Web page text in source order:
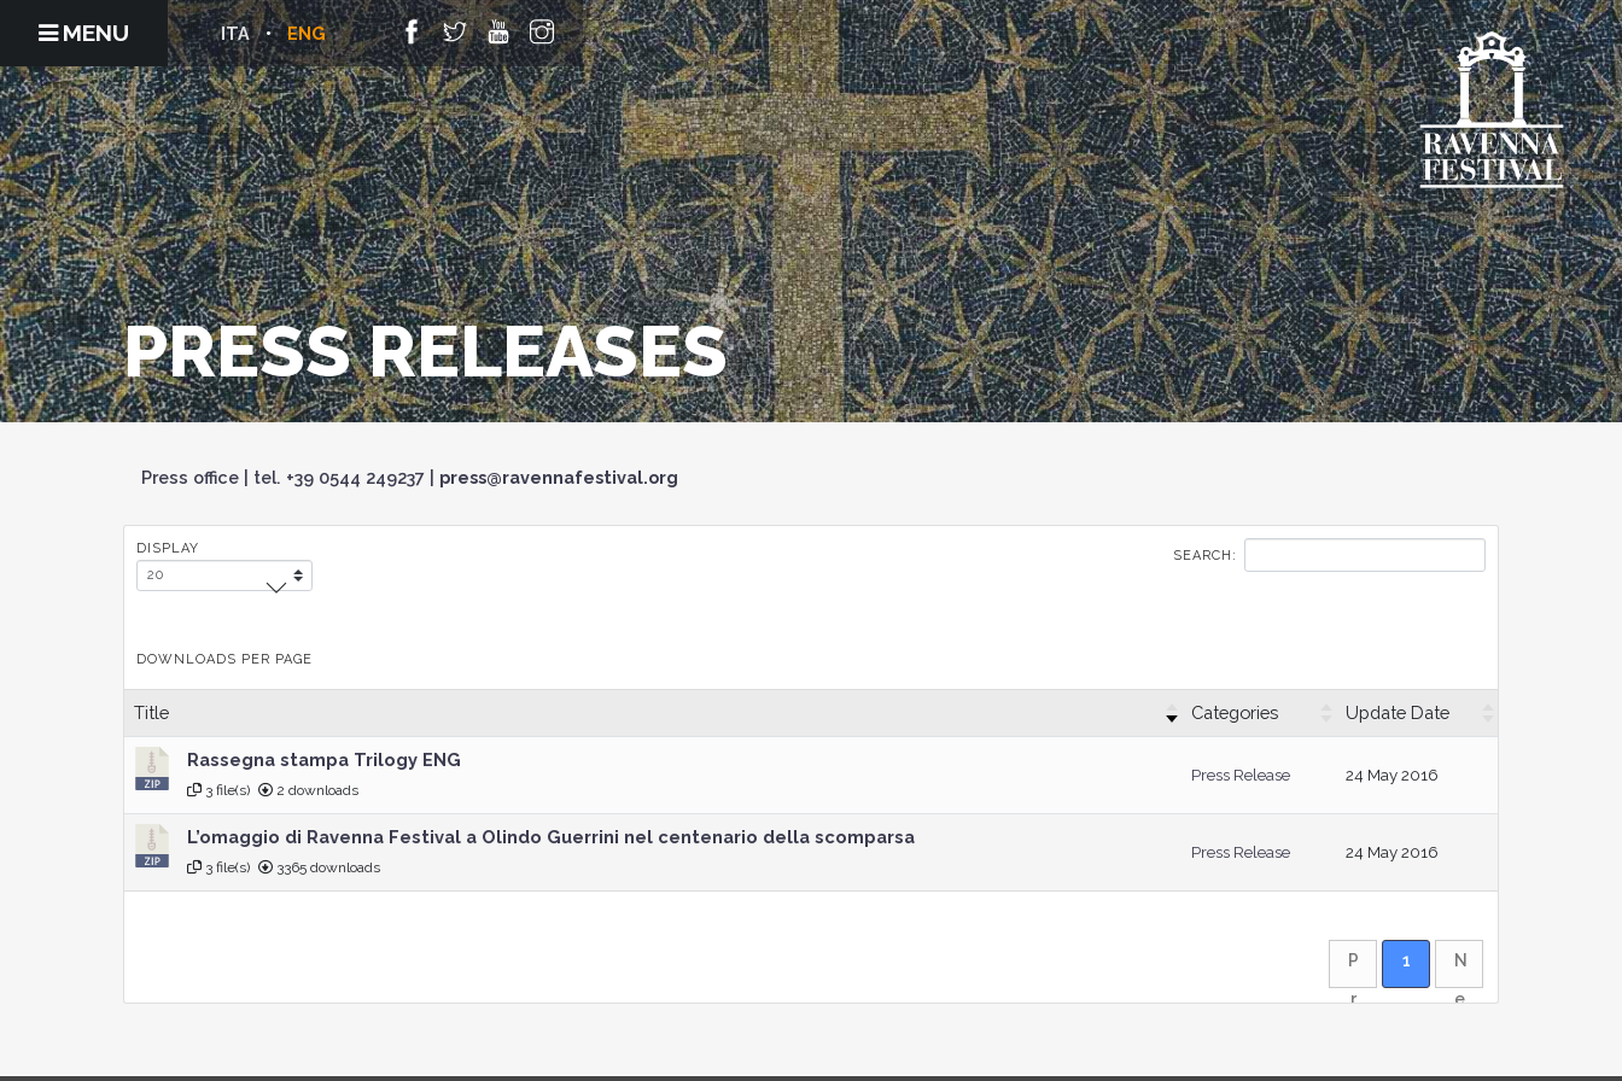
MENU ENG
ITA
PRESS RELEASES
Press office | tel. +39 0544 249237 | press@ravennafestival.org
DISPLAY
DOWNLOADS PER PAGE
SEARCH:
Title Categories Update Date
Rassegna stampa Trilogy ENG
3 file(s) 2 downloads
Press Release 24 May 2016
L’omaggio di Ravenna Festival a Olindo Guerrini nel centenario della scomparsa
3 file(s) 3365 downloads
Press Release 24 May 2016
P
r
v
1
N
e
t